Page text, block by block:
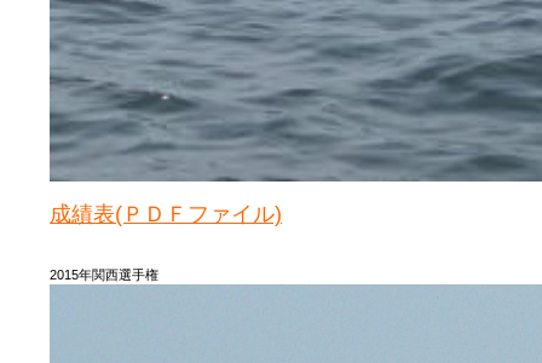
成績表(ＰＤＦファイル)
2015年関西選手権